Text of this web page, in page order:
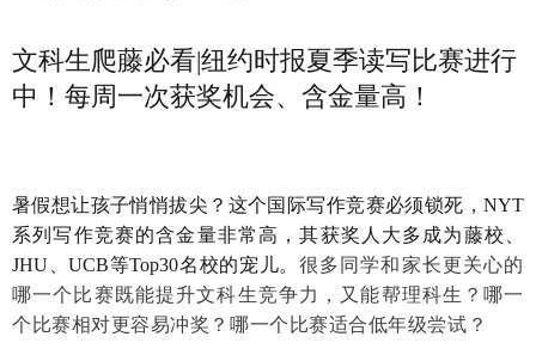
文科生爬藤必看|纽约时报夏季读写比赛进行
中！每周一次获奖机会、含金量高！
暑假想让孩子悄悄拔尖？这个国际写作竞赛必须锁死， NYT
系列写作竞赛的含金量非常高，其获奖人大多成为藤校、
JHU 、UCB等Top30名校的宠儿。 很多同学和家长更关心的
哪一个比赛既能提升文科生竞争力，又能帮理科生？ 哪一
个比赛相对更容易冲奖？ 哪一个比赛适合低年级尝试？